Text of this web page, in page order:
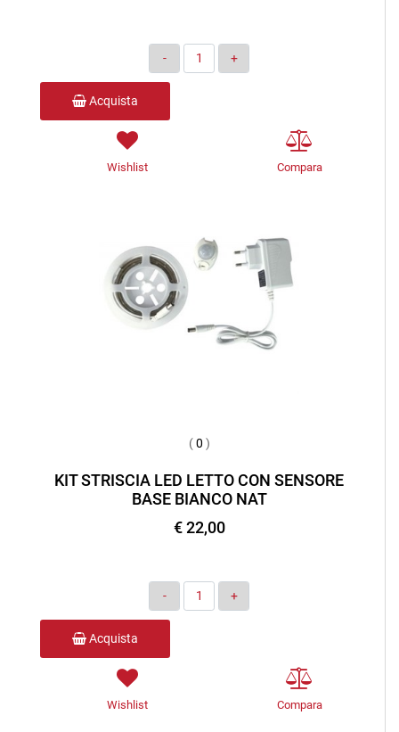
Quantità
Acquista
Wishlist Compara
(0 )
KIT STRISCIA LED LETTO CON SENSORE
BASE BIANCO NAT
€ 22,00
Quantità
Acquista
Wishlist Compara